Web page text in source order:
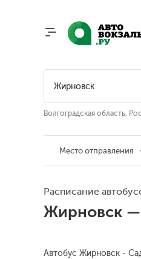
Волгоградская область,
Место отправления
Расписание
Жирновск
Автобус Жирновск -